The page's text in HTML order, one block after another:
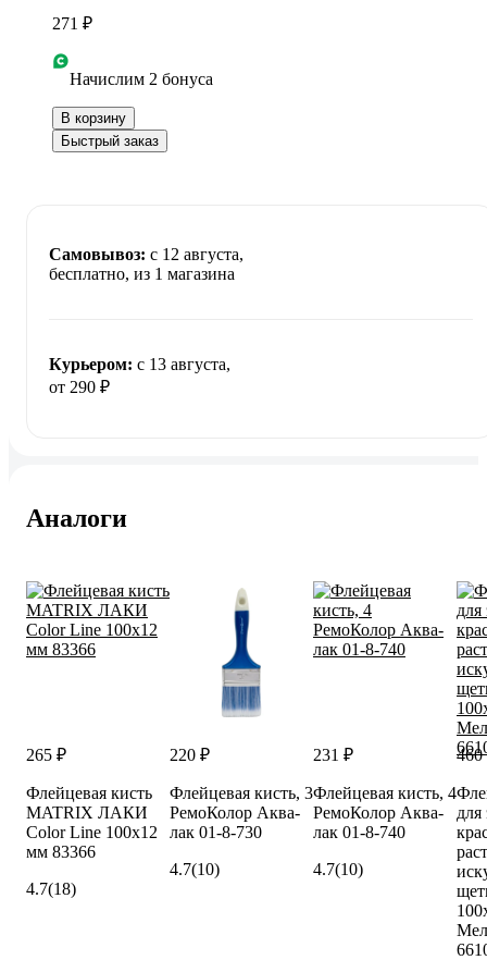
271 ₽
Начислим 2 бонуса
В корзину
Быстрый заказ
Самовывоз: c 12 августа,
бесплатно, из 1 магазина
Курьером: c 13 августа,
от 290 ₽
Аналоги
265 ₽
Флейцевая кисть
MATRIX ЛАКИ
Color Line 100х12
мм 83366
4.7(18)
220 ₽
Флейцевая кисть, 3
РемоКолор Аква-
лак 01-8-730
4.7(10)
231 ₽
Флейцевая кисть, 4
РемоКолор Аква-
лак 01-8-740
4.7(10)
460
для